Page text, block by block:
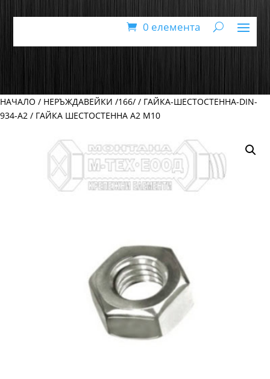
0 елемента
НАЧАЛО / НЕРЪЖДАВЕЙКИ /166/ / ГАЙКА-ШЕСТОСТЕННА-DIN-
934-A2 / ГАЙКА ШЕСТОСТЕННА А2 М10